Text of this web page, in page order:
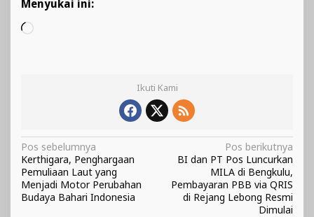
Menyukai ini:
Memuat...
Ikuti Kami
Navigasi
pos
Pos sebelumnya
Kerthigara, Penghargaan
Pemuliaan Laut yang
Menjadi Motor Perubahan
Budaya Bahari Indonesia
Pos berikutnya
BI dan PT Pos Luncurkan
MILA di Bengkulu,
Pembayaran PBB via QRIS
di Rejang Lebong Resmi
Dimulai